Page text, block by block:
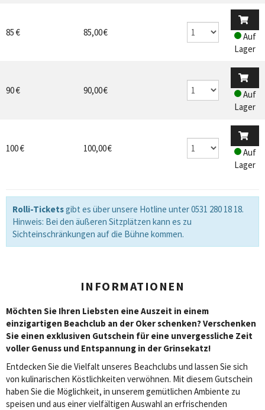
85 € 85,00 €
Auf
Lager
90 € 90,00 €
Auf
Lager
100 € 100,00 €
Auf
Lager
Rolli-Ticketsgibt es über unsere Hotline unter 0531 280 18 18.
Hinweis: Bei den äußeren Sitzplätzen kann es zu
Sichteinschränkungen auf die Bühne kommen.
INFORMATIONEN
Möchten Sie Ihren Liebsten eine Auszeit in einem
einzigartigen Beachclub an der Oker schenken? Verschenken
Sie einen exklusiven Gutschein für eine unvergessliche Zeit
voller Genuss und Entspannung in der Grinsekatz!
Entdecken Sie die Vielfalt unseres Beachclubs und lassen Sie sich
von kulinarischen Köstlichkeiten verwöhnen. Mit diesem Gutschein
haben Sie die Möglichkeit, in unserem gemütlichen Ambiente zu
speisen und aus einer vielfältigen Auswahl an erfrischenden